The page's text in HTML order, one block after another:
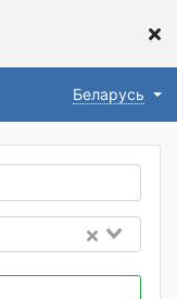
Беларусь